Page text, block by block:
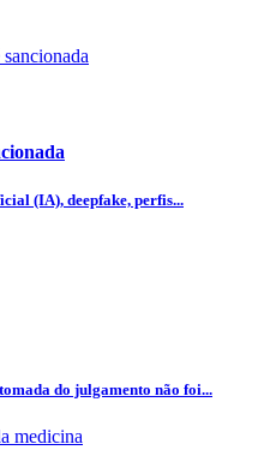
(IA), deepfake, perfis...
do julgamento não foi...